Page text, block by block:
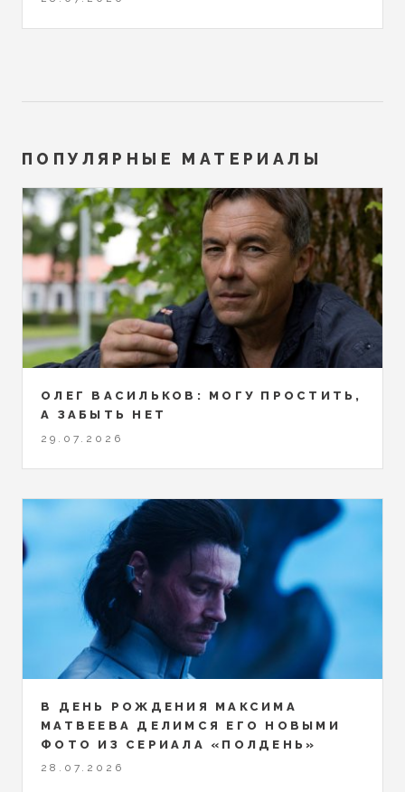
ПОПУЛЯРНЫЕ МАТЕРИАЛЫ
ОЛЕГ ВАСИЛЬКОВ: МОГУ ПРОСТИТЬ,
А ЗАБЫТЬ НЕТ
29.07.2026
В ДЕНЬ РОЖДЕНИЯ МАКСИМА
МАТВЕЕВА ДЕЛИМСЯ ЕГО НОВЫМИ
ФОТО ИЗ СЕРИАЛА «ПОЛДЕНЬ»
28.07.2026